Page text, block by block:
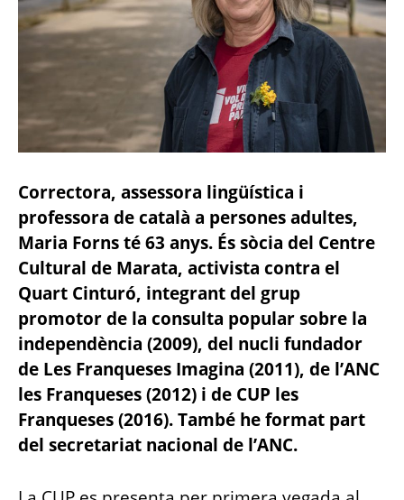
Correctora, assessora lingüística i
professora de català a persones adultes,
Maria Forns té 63 anys. És sòcia del Centre
Cultural de Marata, activista contra el
Quart Cinturó, integrant del grup
promotor de la consulta popular sobre la
independència (2009), del nucli fundador
de Les Franqueses Imagina (2011), de l’ANC
les Franqueses (2012) i de CUP les
Franqueses (2016). També he format part
del secretariat nacional de l’ANC.